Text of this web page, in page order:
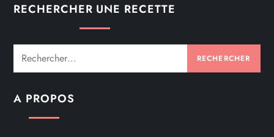
RECHERCHER UNE RECETTE
Rechercher :
A PROPOS